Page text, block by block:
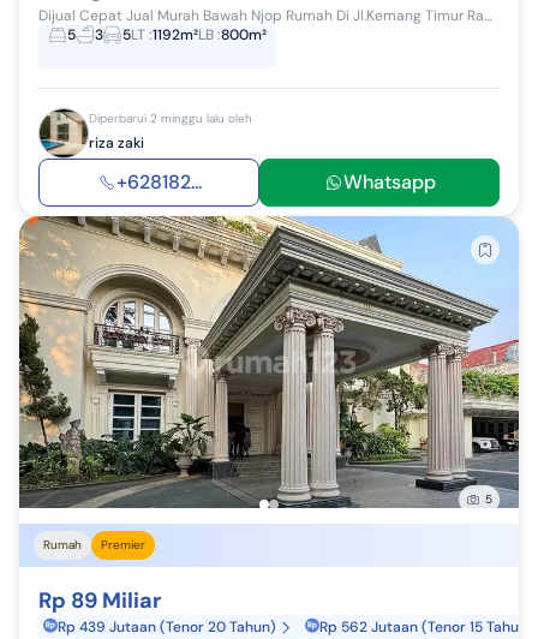
Dijual Cepat Jual Murah Bawah Njop Rumah Di Jl.Kemang Timur Raya Kondisi Tersewa Usaha Area Komersil, Bagus Untuk Usaha / Hunian Lokasi sangat st...
5
3 5LT:1192m²LB:800m²
Diperbarui 2 minggu lalu oleh
riza zaki
+628182... Whatsapp
5
Rumah Premier
Rp 89 Miliar
Rp 439 Jutaan (Tenor 20 Tahun) Rp 562 Jutaan (Tenor 15 Tahun)